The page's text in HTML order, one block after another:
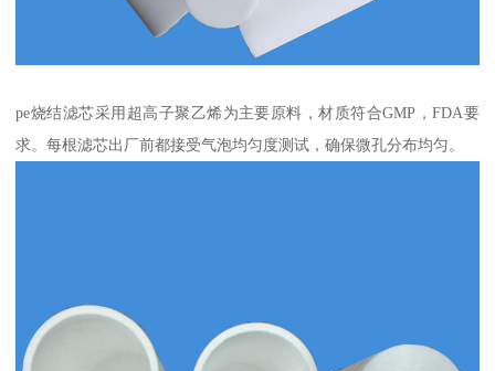
pe烧结滤芯采用超高子聚乙烯为主要原料，材质符合GMP，FDA要
求。每根滤芯出厂前都接受气泡均匀度测试，确保微孔分布均匀。